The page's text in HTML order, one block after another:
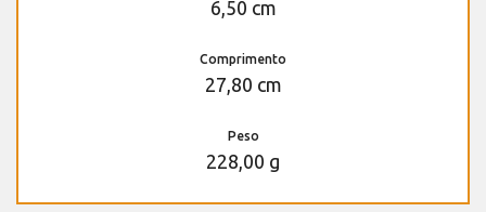
6,50 cm
Comprimento
27,80 cm
Peso
228,00 g